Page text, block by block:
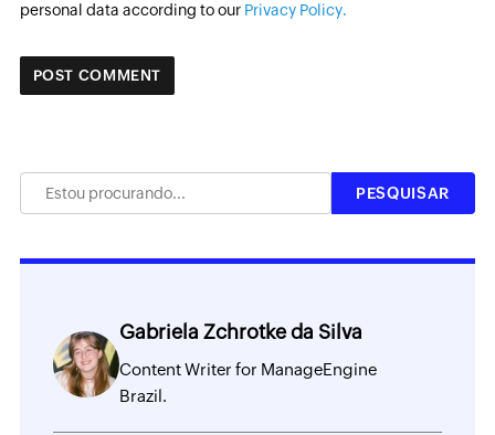
personal data according to our Privacy Policy.
Gabriela Zchrotke da Silva
Content Writer for ManageEngine
Brazil.